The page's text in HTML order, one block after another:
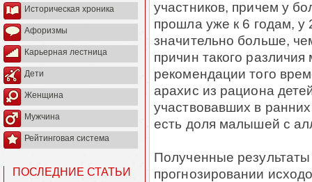
Историческая хроника
Афоризмы
Карьерная лестница
Дети
Женщина
Мужчина
Рейтинговая система
ПОСЛЕДНИЕ СТАТЬИ
участников, причем у
прошла уже к 6 годам, у
значительно больше,
причин такого
рекомендации того
арахис из рациона
участвовавших в
есть доля малышей с
Полученные
прогнозировании